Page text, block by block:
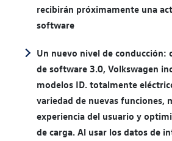
recibirán próximamente una
software
Un nuevo nivel de conducción:
de software 3.0, Volkswagen
modelos ID. totalmente
variedad de nuevas funciones,
experiencia del usuario y
de carga. Al usar los datos de